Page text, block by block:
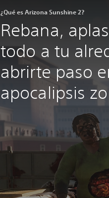
¿Qué es Arizona Sunshine 2?
Rebana,
todo a tu
abrirte paso
apocalipsis